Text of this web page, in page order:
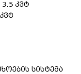
კვტ
სისტემა